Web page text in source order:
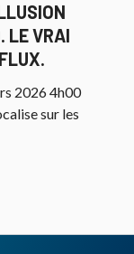
LE VRAI
2026 4h00
sur les